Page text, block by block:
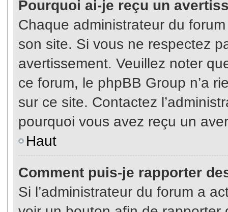
Pourquoi ai-je reçu un
Chaque administrateur du
son site. Si vous ne respectez
avertissement. Veuillez noter
ce forum, le phpBB Group n’a
sur ce site. Contactez
pourquoi vous avez reçu un
Haut
Comment puis-je rapporter
Si l’administrateur du forum a